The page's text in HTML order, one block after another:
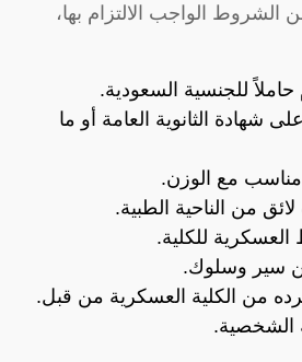
الواجب الالتزام بها،
للجنسية السعودية.
شهادة الثانوية العامة أو ما
مع الوزن.
من الناحية الطبية.
العسكرية للكلية.
سير وسلوك.
من الكلية العسكرية من قبل.
الشخصية.